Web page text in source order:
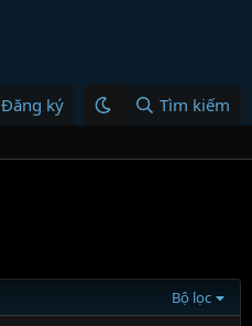
Đăng ký Tìm kiếm
Bộ lọc